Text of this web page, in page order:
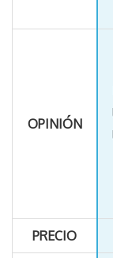
OPINIÓN
PRECIO